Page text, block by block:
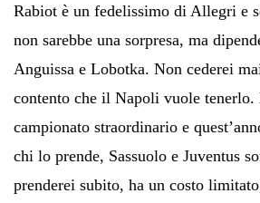
Rabiot è un fedelissimo di Allegri e
non sarebbe una sorpresa, ma
Anguissa e Lobotka. Non cederei
contento che il Napoli vuole
campionato straordinario e
chi lo prende, Sassuolo e Juventus
prenderei subito, ha un costo